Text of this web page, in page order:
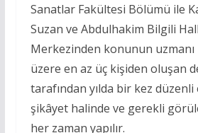
Sanatlar Fakültesi Bölümü ile
Suzan ve Abdulhakim Bilgili
Merkezinden konunun
üzere en az üç kişiden oluşan
tarafından yılda bir kez düzenli
şikâyet halinde ve gerekli
her zaman yapılır.